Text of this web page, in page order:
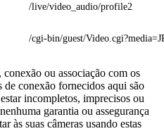
/live/video_audio/profile2
/cgi-bin/guest/
ou associação com os
de conexão fornecidos aqui são
incompletos, imprecisos ou
garantia ou assegurança
às suas câmeras usando estas